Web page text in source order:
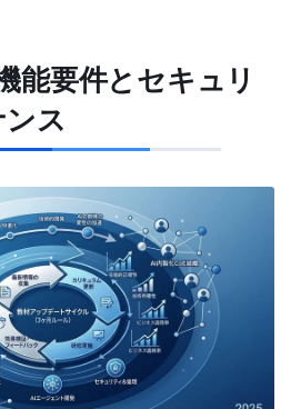
能要件とセキュリ
ス